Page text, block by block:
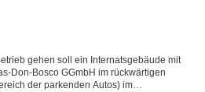
gehen soll ein Internatsgebäude mit
Don-Bosco GGmbH im rückwärtigen
der parkenden Autos) im